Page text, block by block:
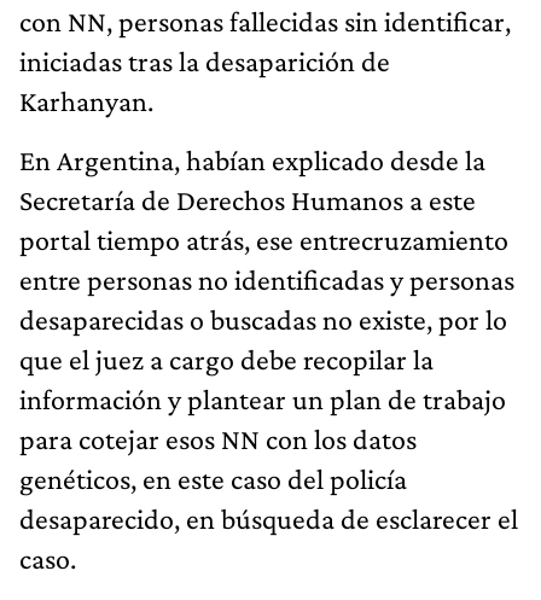
con NN, personas fallecidas sin identificar,
iniciadas tras la desaparición de
Karhanyan.
En Argentina, habían explicado desde la
Secretaría de Derechos Humanos a este
portal tiempo atrás, ese entrecruzamiento
entre personas no identificadas y personas
desaparecidas o buscadas no existe, por lo
que el juez a cargo debe recopilar la
información y plantear un plan de trabajo
para cotejar esos NN con los datos
genéticos, en este caso del policía
desaparecido, en búsqueda de esclarecer el
caso.